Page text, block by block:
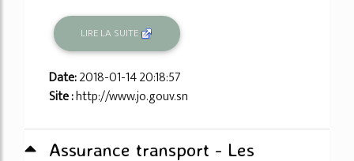
LIRE LA SUITE
Date:2018-01-14 20:18:57
Site :http://www.jo.gouv.sn
Assurance transport - Les